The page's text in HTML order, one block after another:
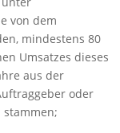
von dem
mindestens 80
Umsatzes dieses
aus der
oder